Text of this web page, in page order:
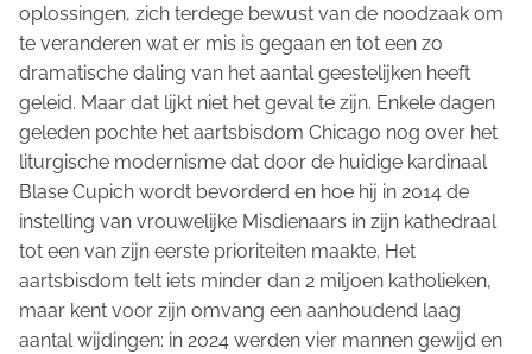
oplossingen, zich terdege bewust van de noodzaak om
te veranderen wat er mis is gegaan en tot een zo
dramatische daling van het aantal geestelijken heeft
geleid. Maar dat lijkt niet het geval te zijn. Enkele dagen
geleden pochte het aartsbisdom Chicago nog over het
liturgische modernisme dat door de huidige kardinaal
Blase Cupich wordt bevorderd en hoe hij in 2014 de
instelling van vrouwelijke Misdienaars in zijn kathedraal
tot een van zijn eerste prioriteiten maakte. Het
aartsbisdom telt iets minder dan 2 miljoen katholieken,
maar kent voor zijn omvang een aanhoudend laag
aantal wijdingen: in 2024 werden vier mannen gewijd en